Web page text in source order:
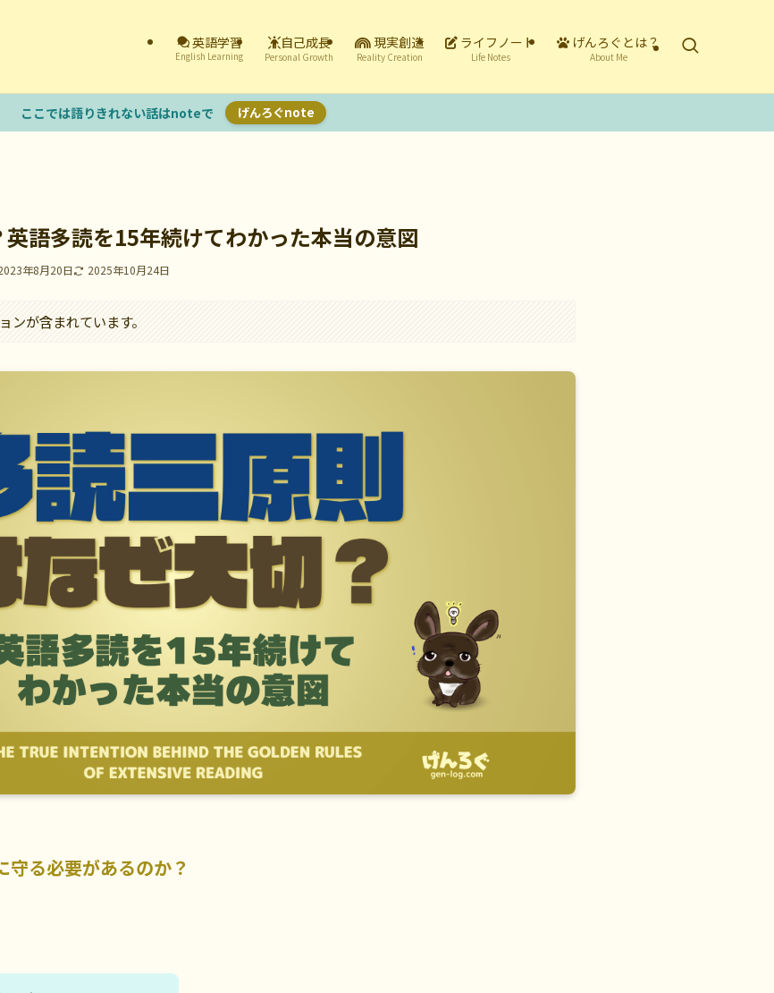
英語学習
English Learning
自己成長
Personal Growth
現実創造
Reality Creation
ライフノート
Life Notes
げんろぐとは？
About Me
ここでは語りきれない話はnoteで げんろぐnote
語多読を15年続けてわかった本当の意図
年8月20日 2025年10月24日
ンが含まれています。
る必要があるのか？